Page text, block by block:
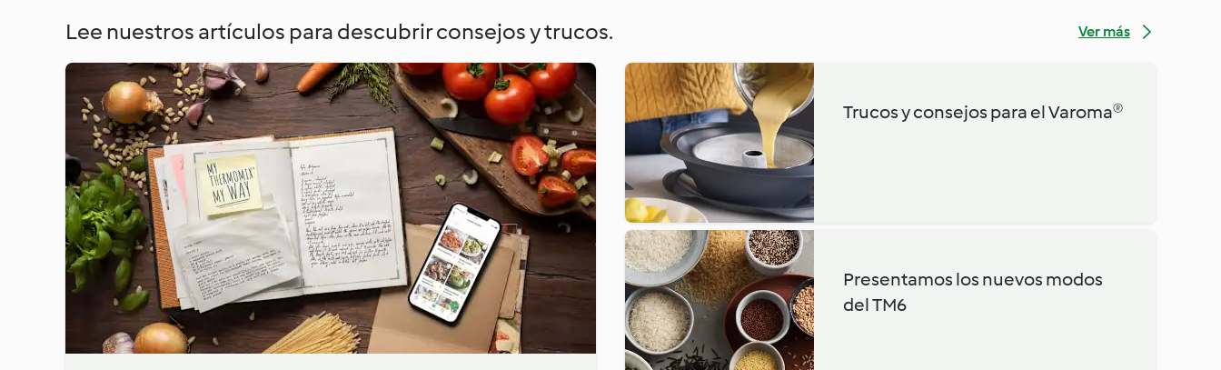
Lee nuestros artículos para descubrir consejos y trucos. Ver más
Trucos y consejos para el Varoma®
Presentamos los nuevos modos
del TM6